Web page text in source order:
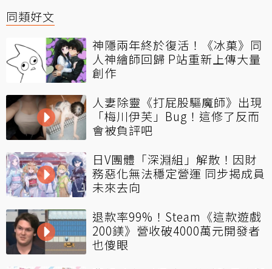
同類好文
神隱兩年終於復活！《冰菓》同
人神繪師回歸 P站重新上傳大量
創作
人妻除靈《打屁股驅魔師》出現
「梅川伊芙」Bug！這修了反而
會被負評吧
日V團體「深淵組」解散！因財
務惡化無法穩定營運 同步揭成員
未來去向
退款率99%！Steam《這款遊戲
200鎂》營收破4000萬元開發者
也傻眼